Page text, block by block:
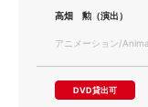
高畑 勲（演出）
アニメーション/
DVD貸出可